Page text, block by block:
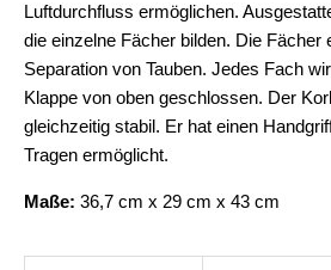
Luftdurchfluss ermöglichen.
die einzelne Fächer bilden. Die Fächer
Separation von Tauben. Jedes Fach
Klappe von oben geschlossen. Der
gleichzeitig stabil. Er hat einen
Tragen ermöglicht.
Maße: 36,7 cm x 29 cm x 43 cm